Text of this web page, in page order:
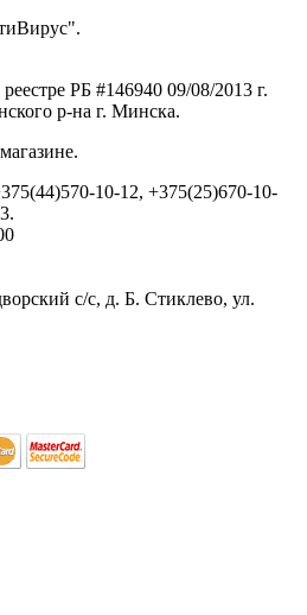
РБ #146940 09/08/2013 г.
р-на г. Минска.
10-12, +375(25)670-10-
с/с, д. Б. Стиклево, ул.